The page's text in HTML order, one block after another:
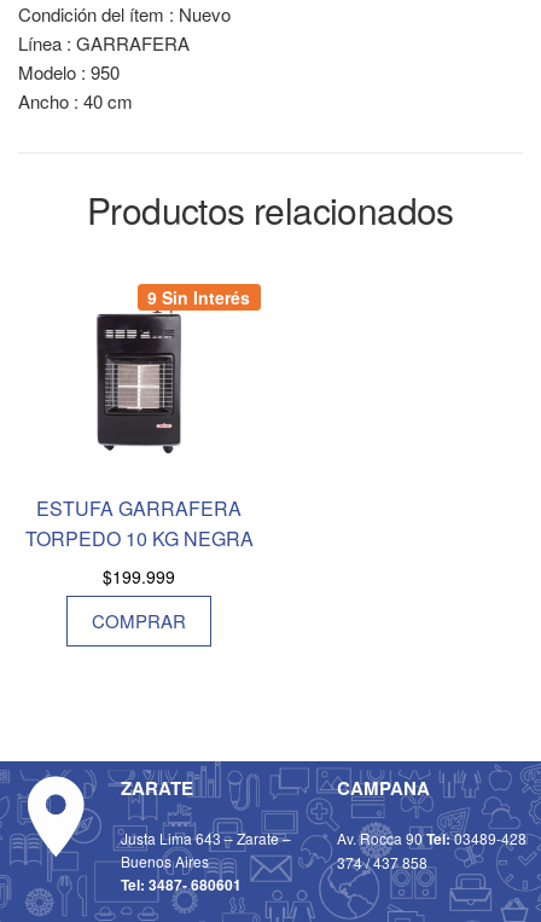
Condición del ítem : Nuevo
Línea : GARRAFERA
Modelo : 950
Ancho : 40 cm
Productos relacionados
9 Sin Interés
ESTUFA GARRAFERA
TORPEDO 10 KG NEGRA
$199.999
COMPRAR
ZARATE
Justa Lima 643 – Zarate –
Buenos Aires
Tel: 3487- 680601
CAMPANA
Av. Rocca 90Tel:03489-428
374/437 858